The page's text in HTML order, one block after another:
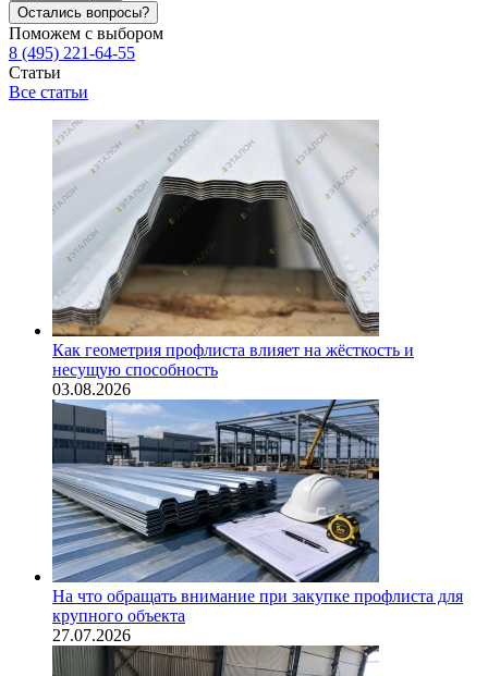
Остались вопросы?
Поможем с выбором
8 (495) 221-64-55
Статьи
Все статьи
Как геометрия профлиста влияет на жёсткость и
несущую способность
03.08.2026
На что обращать внимание при закупке профлиста для
крупного объекта
27.07.2026